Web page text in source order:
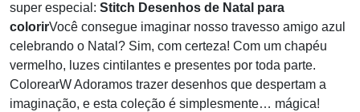
super especial: Stitch Desenhos de Natal para
colorirVocê consegue imaginar nosso travesso amigo azul
celebrando o Natal? Sim, com certeza! Com um chapéu
vermelho, luzes cintilantes e presentes por toda parte.
ColorearW Adoramos trazer desenhos que despertam a
imaginação, e esta coleção é simplesmente… mágica!